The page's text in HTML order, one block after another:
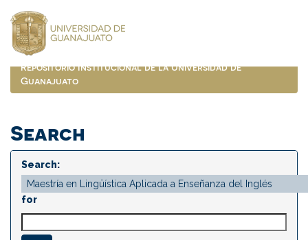
navigation
Repositorio Institucional de la Universidad de
Guanajuato
Search
Search:
for